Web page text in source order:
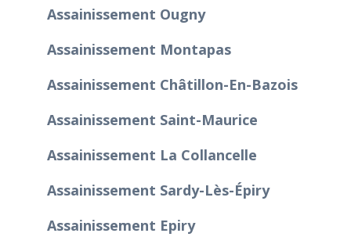
Assainissement Ougny
Assainissement Montapas
Assainissement Châtillon-En-Bazois
Assainissement Saint-Maurice
Assainissement La Collancelle
Assainissement Sardy-Lès-Épiry
Assainissement Epiry